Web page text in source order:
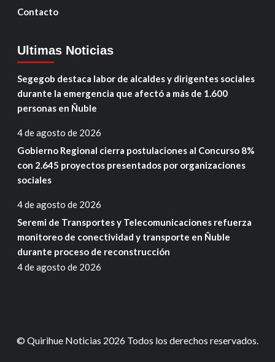
Contacto
Ultimas Noticias
Segegob destaca labor de alcaldes y dirigentes sociales
durante la emergencia que afectó a más de 1.600
personas en Ñuble
4 de agosto de 2026
Gobierno Regional cierra postulaciones al Concurso 8%
con 2.645 proyectos presentados por organizaciones
sociales
4 de agosto de 2026
Seremi de Transportes y Telecomunicaciones refuerza
monitoreo de conectividad y transporte en Ñuble
durante proceso de reconstrucción
4 de agosto de 2026